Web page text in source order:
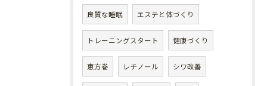
良質な睡眠 エステと体づくり
トレーニングスタート 健康づくり
恵方巻 レチノール シワ改善